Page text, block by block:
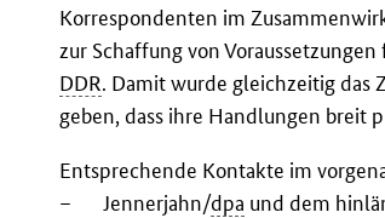
Korrespondenten im
zur Schaffung von
DDR. Damit wurde gleichzeitig das
geben, dass ihre Handlungen breit
Entsprechende Kontakte im
–
Jennerjahn/dpa und dem